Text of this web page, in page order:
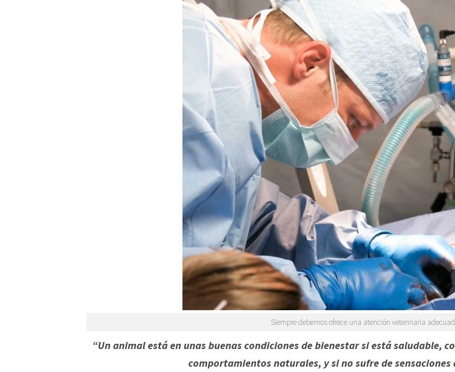
Siempre debemos ofrece una atención veterinaria
“Un animal está en unas buenas condiciones de bienestar si está saludable,
comportamientos naturales, y si no sufre de